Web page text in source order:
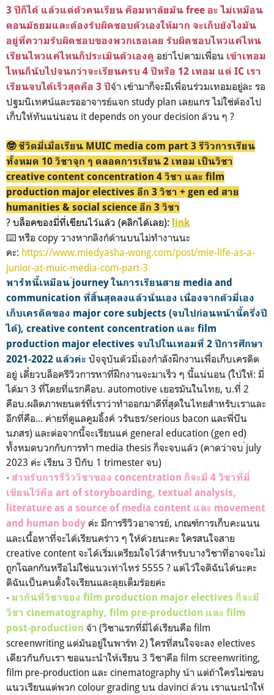
3 ปีก็ได้ แล้วแต่ตัวคนเรียน คือมหาลัยมัน free อะ ไม่เหมือน
ตอนมัธยมและต้องรับผิดชอบตัวเองให้มาก จะเก็บยังไงมัน
อยู่ที่ความรับผิดชอบของพวกเธอเลย รับผิดชอบไหวแค่ไหน
เรียนไหวแค่ไหนก็ประเมินตัวเองดู อย่าไปตามเพื่อน เข้าเทอม
ไหนก็นับไปจนกว่าจะเรียนครบ 4 ปีหรือ 12 เทอม แต่ IC เรา
เรียนจบได้เร็วสุดคือ 3 ปีจ้า เข้ามาก็จะมีเพื่อนร่วมเทอมอยู่ละ รอ
ปฐมนิเทศน์และรออาจารย์แจก study plan เลยแกร ไม่ใช่ต้องไป
เก็บให้ทันแน่นอน it depends on your decision ล้วน ๆ ?
🤓 ชีวิตมี่เมื่อเรียน MUIC media com part 3 รีวิวการเรียน
ทั้งหมด 10 วิชาจุก ๆ ตลอดการเรียน 2 เทอม เป็นวิชา
creative content concentration 4 วิชา และ film
production major electives อีก 3 วิชา + gen ed สาย
humanities & social science อีก 3 วิชา
? บล็อคของมี่ที่เขียนไว้แล้ว (คลิกได้เลย): link
⌨️ หรือ copy วางหากลิงก์ด้านบนไม่ทำงานนะ
คะ: https://www.miedyasha-wong.com/post/mie-life-as-a-
junior-at-muic-media-com-part-3
พาร์ทนี้เหมือน ่journey ในการเรียนสาย media and
communication ที่สิ้นสุดลงแล้วนั่นเอง เนื่องจากตัวมี่เอง
เก็บเครดิตของ major core subjects (จบไปก่อนหน้านี้ครึ่งปี
ได้), creative content concentration และ film
production major electives จบไปในเทอมที่ 2 ปีการศึกษา
2021-2022 แล้วค่ะ ปัจจุบันตัวมี่เองกำลังฝึกงานเพื่อเก็บเครดิต
อยู่ เดี๋ยวบล็อครีวิวการหาที่ฝึกงานจะมาเร็ว ๆ นี้แน่นอน (ใบ้ให้: มี่
ได้มา 3 ที่โดยที่แรกคือบ. automotive เยอรมันในไทย, บ.ที่ 2
คือบ.ผลิตภาพยนตร์ที่เราว่าทำออกมาดีที่สุดในไทยสำหรับเราและ
อีกที่คือ... ค่ายที่ดูแลคูมอิ้งค์ วรันธร/serious bacon และพี่บีน
นภสร) และต่อจากนี้จะเรียนแค่ general education (gen ed)
ทั้งหมดบวกกับการทำ media thesis ก็จะจบแล้ว (คาดว่าจบ ่july
2023 ค่ะ เรียน 3 ปีกับ 1 trimester จบ)
- สำหรับการรีวิววิชาของ concentration ก็จะมี 4 วิชาที่มี่
เขียนไว้คือ art of storyboarding, textual analysis,
literature as a source of media content และ movement
and human body ค่ะ มีการรีวิวอาจารย์, เกณฑ์การเก็บคะแนน
และเนื้อหาที่จะได้เรียนคร่าว ๆ ให้ด้วยนะคะ ใครสนใจสาย
creative content จะได้เริ่มเตรียมใจไว้สำหรับบางวิชาที่อาจจะไม่
ถูกโฉลกกันหรือไม่ใช่แนวเท่าไหร่ 5555 ? แต่ไว้ใจดิฉันได้นะคะ
ดิฉันเป็นคนตั้งใจเรียนและลุยเต็มร้อยค่ะ
- มากันที่วิชาของ film production major electives ก็จะมี
วิชา cinematography, film pre-production และ film
post-production จ้า (วิชาแรกที่มี่ได้เรียนคือ film
screenwriting แต่มันอยู่ในพาร์ท 2) ใครที่สนใจจะลง electives
เดียวกันกับเรา ขอแนะนำให้เรียน 3 วิชาคือ film screenwriting,
film pre-production และ cinematography น้า แต่ถ้าใครไม่ชอบ
แนวเรียนแต่พวก colour grading บน davinci ล้วน เราแนะนำให้